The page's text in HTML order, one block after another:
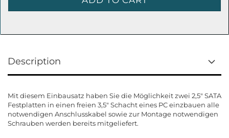
Description
Mit diesem Einbausatz haben Sie die Möglichkeit zwei 2,5" SATA
Festplatten in einen freien 3,5" Schacht eines PC einzbauen alle
notwendigen Anschlusskabel sowie zur Montage notwendigen
Schrauben werden bereits mitgeliefert.